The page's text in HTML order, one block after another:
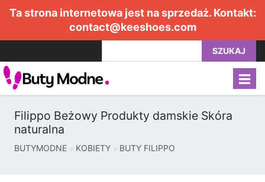
Ta strona internetowa jest na sprzedaż. Kontakt:
contact@keeshoes.com
SZUKAJ
Filippo Beżowy Produkty damskie Skóra
naturalna
BUTYMODNE KOBIETY BUTY FILIPPO